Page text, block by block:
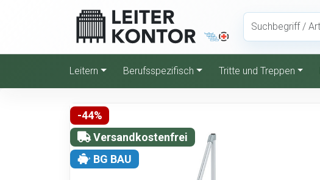
Leitern Berufsspezifisch Tritte und Treppen
-44%
Versandkostenfrei
BG BAU